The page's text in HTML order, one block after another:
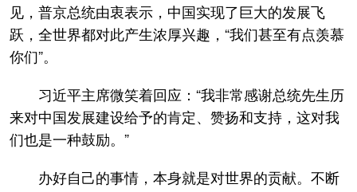
见，普京总统由衷表示，中国实现了巨大的发展飞
跃，全世界都对此产生浓厚兴趣，“我们甚至有点羡慕
你们”。
习近平主席微笑着回应：“我非常感谢总统先生历
来对中国发展建设给予的肯定、赞扬和支持，这对我
们也是一种鼓励。”
办好自己的事情，本身就是对世界的贡献。不断